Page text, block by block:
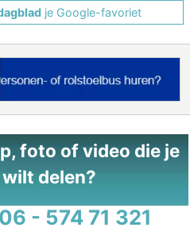
je Google-favoriet
foto of video die je
delen?
06 - 574 71 321